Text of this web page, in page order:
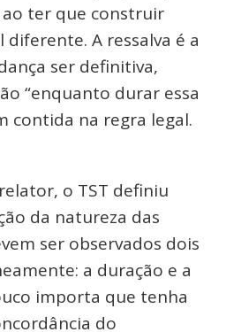
ter que construir
diferente. A ressalva é a
ser definitiva,
“enquanto durar essa
contida na regra legal.
o TST definiu
da natureza das
ser observados dois
a duração e a
importa que tenha
do